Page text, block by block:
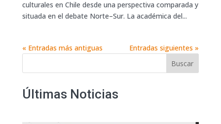
culturales en Chile desde una perspectiva comparada y
situada en el debate Norte–Sur. La académica del...
« Entradas más antiguas
Entradas siguientes »
Buscar
Últimas Noticias